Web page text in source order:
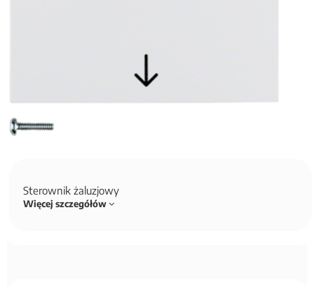
Sterownik żaluzjowy
Więcej szczegółów